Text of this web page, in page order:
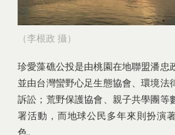
（李根政 攝）
珍愛藻礁公投是由桃園在地聯盟潘忠
並由台灣蠻野心足生態協會、環境法
訴訟；荒野保護協會、親子共學團等
署活動，而地球公民多年來則扮演
色。